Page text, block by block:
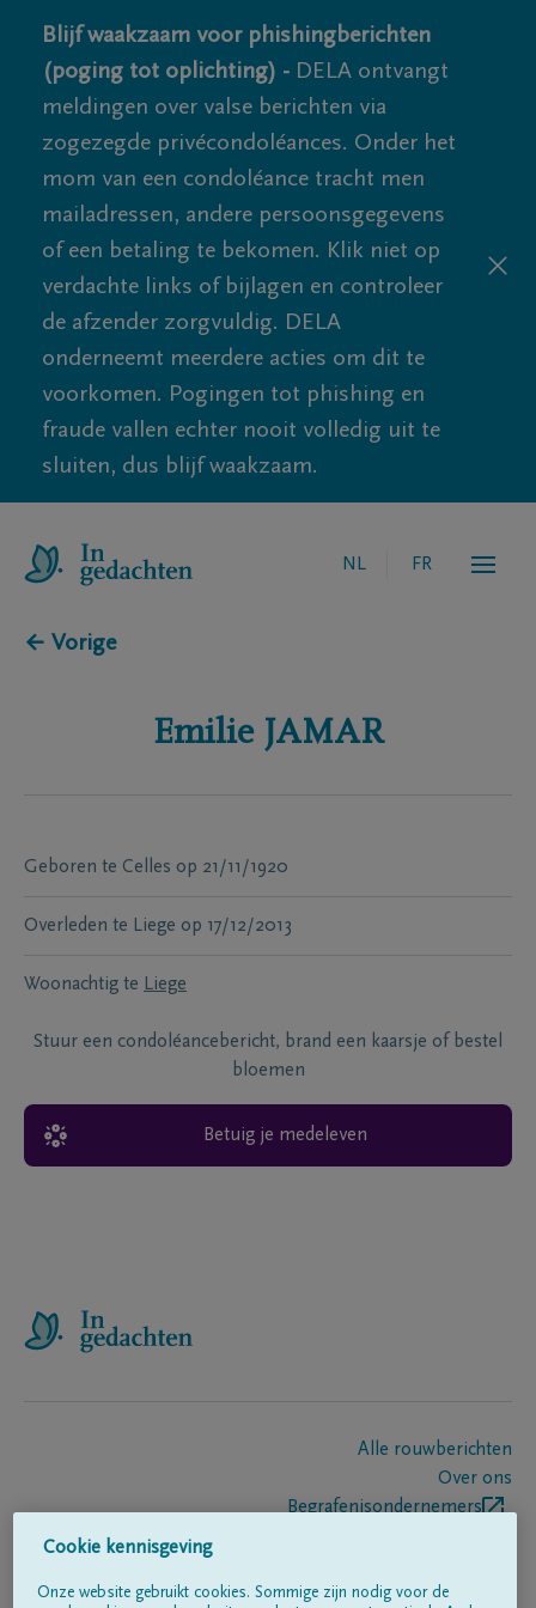
Blijf waakzaam voor phishingberichten
(poging tot oplichting) - DELA ontvangt
meldingen over valse berichten via
zogezegde privécondoléances. Onder het
mom van een condoléance tracht men
mailadressen, andere persoonsgegevens
of een betaling te bekomen. Klik niet op
verdachte links of bijlagen en controleer
de afzender zorgvuldig. DELA
onderneemt meerdere acties om dit te
voorkomen. Pogingen tot phishing en
fraude vallen echter nooit volledig uit te
sluiten, dus blijf waakzaam.
NL FR
← Vorige
Emilie JAMAR
Geboren te Celles op 21/11/1920
Overleden te Liege op 17/12/2013
Woonachtig te Liege
Stuur een condoléancebericht, brand een kaarsje of bestel
bloemen
Betuig je medeleven
Alle rouwberichten
Over ons
Begrafenisondernemers
Cookie kennisgeving
Onze website gebruikt cookies. Sommige zijn nodig voor de